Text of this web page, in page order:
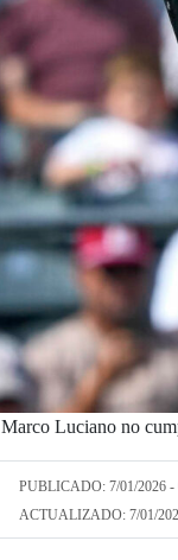
Marco Luciano no
PUBLICADO: 7/01/2026 -
ACTUALIZADO: 7/01/